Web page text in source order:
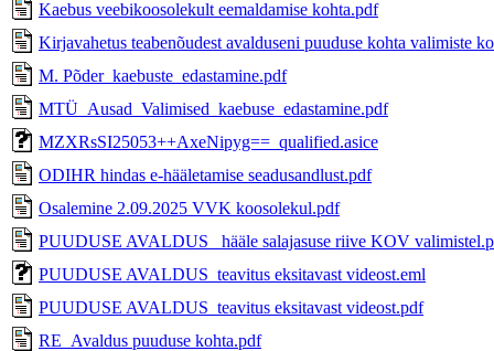
Kaebus veebikoosolekult eemaldamise kohta.pdf
Kirjavahetus teabenõudest avalduseni puuduse kohta valimiste
M. Põder_kaebuste_edastamine.pdf
MTÜ_Ausad_Valimised_kaebuse_edastamine.pdf
MZXRsSI25053++AxeNipyg==_qualified.asice
ODIHR hindas e-hääletamise seadusandlust.pdf
Osalemine 2.09.2025 VVK koosolekul.pdf
PUUDUSE AVALDUS_ hääle salajasuse riive KOV
PUUDUSE AVALDUS_teavitus eksitavast videost.eml
PUUDUSE AVALDUS_teavitus eksitavast videost.pdf
RE_Avaldus puuduse kohta.pdf